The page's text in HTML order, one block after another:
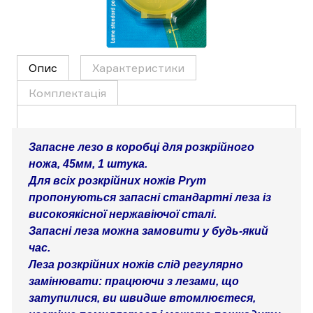
Опис
Характеристики
Комплектація
Запасне лезо в коробці для розкрійного
ножа, 45мм, 1 штука.
Для всіх розкрійних ножів Prym
пропонуються запасні стандартні леза із
високоякісної нержавіючої сталі.
Запасні леза можна замовити у будь-який
час.
Леза розкрійних ножів слід регулярно
замінювати: працюючи з лезами, що
затупилися, ви швидше втомлюєтеся,